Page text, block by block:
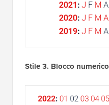
Stile 3. Blocco numerico